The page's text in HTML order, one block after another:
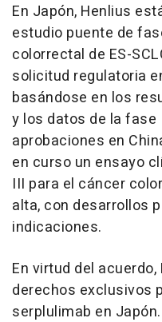
En Japón, Henlius
estudio puente de
colorrectal de ES-
solicitud regulatoria
basándose en los
y los datos de la fase
aprobaciones en
en curso un ensayo
III para el cáncer
alta, con desarrollos
indicaciones.
En virtud del
derechos exclusivos
serplulimab en